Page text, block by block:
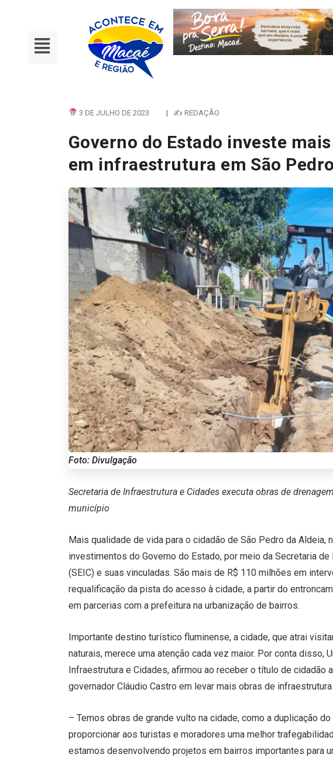
3 DE JULHO DE 2023 | ✍ REDAÇÃO
Governo do Estado investe
em infraestrutura em São
Foto: Divulgação
Secretaria de Infraestrutura e Cidades executa obras de
município
Mais qualidade de vida para o cidadão de São Pedro da
investimentos do Governo do Estado, por meio da Secretaria
(SEIC) e suas vinculadas. São mais de R$ 110 milhões em
requalificação da pista do acesso à cidade, a partir do
em parcerias com a prefeitura na urbanização de bairros.
Importante destino turístico fluminense, a cidade, que atrai
naturais, merece uma atenção cada vez maior. Por conta disso,
Infraestrutura e Cidades, afirmou ao receber o título de cidadão
governador Cláudio Castro em levar mais obras de infraestrutura
– Temos obras de grande vulto na cidade, como a duplicação
proporcionar aos turistas e moradores uma melhor
estamos desenvolvendo projetos em bairros importantes para